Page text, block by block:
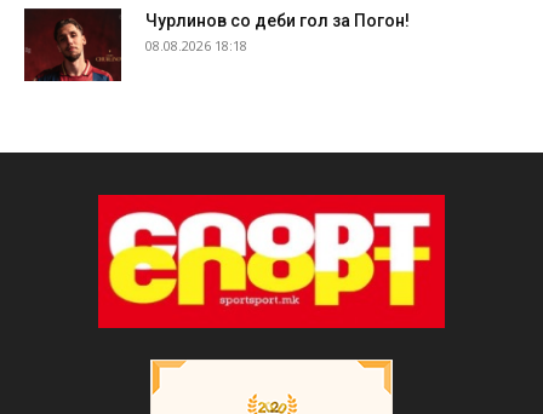
Чурлинов со деби гол за Погон!
08.08.2026 18:18